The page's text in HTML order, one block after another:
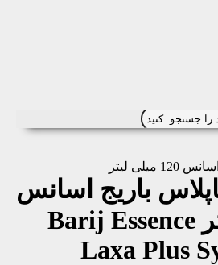
لیتر
باریج اسانس
Barij Essence
Laxa Plus